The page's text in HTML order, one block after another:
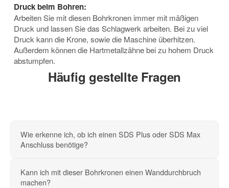
Druck beim Bohren:
Arbeiten Sie mit diesen Bohrkronen immer mit mäßigen
Druck und lassen Sie das Schlagwerk arbeiten. Bei zu viel
Druck kann die Krone, sowie die Maschine überhitzen.
Außerdem können die Hartmetallzähne bei zu hohem Druck
abstumpfen.
Häufig gestellte Fragen
Wie erkenne ich, ob ich einen SDS Plus oder SDS Max
Anschluss benötige?
Kann ich mit dieser Bohrkronen einen Wanddurchbruch
machen?